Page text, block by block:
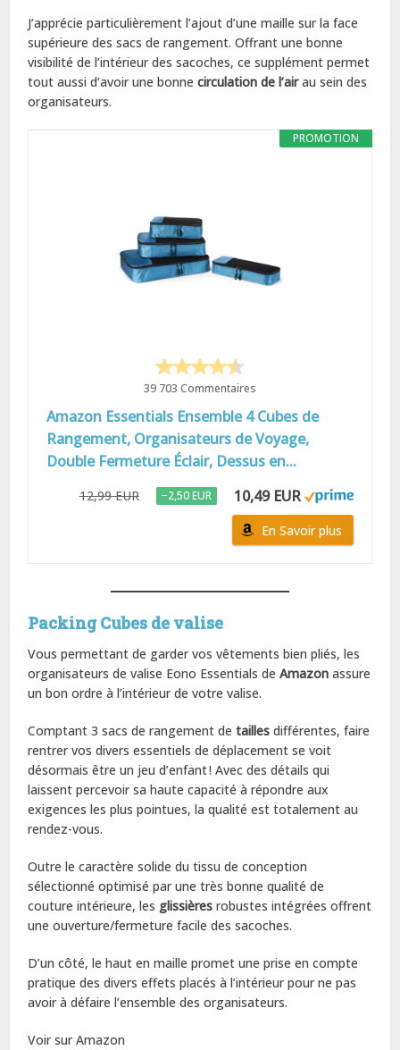
J’apprécie particulièrement l’ajout d’une maille sur la face
supérieure des sacs de rangement. Offrant une bonne
visibilité de l’intérieur des sacoches, ce supplément permet
tout aussi d’avoir une bonnecirculation de l’airau sein des
organisateurs.
PROMOTION
39 703 Commentaires
Amazon Essentials Ensemble 4 Cubes de
Rangement, Organisateurs de Voyage,
Double Fermeture Éclair, Dessus en...
12,99 EUR −2,50 EUR 10,49 EUR
En Savoir plus
Packing Cubes de valise
Vous permettant de garder vos vêtements bien pliés, les
organisateurs de valise Eono Essentials deAmazon assure
un bon ordre à l’intérieur de votre valise.
Comptant 3 sacs de rangement detailles différentes, faire
rentrer vos divers essentiels de déplacement se voit
désormais être un jeu d’enfant ! Avec des détails qui
laissent percevoir sa haute capacité à répondre aux
exigences les plus pointues, la qualité est totalement au
rendez-vous.
Outre le caractère solide du tissu de conception
sélectionné optimisé par une très bonne qualité de
couture intérieure, les glissières robustes intégrées offrent
une ouverture/fermeture facile des sacoches.
D’un côté, le haut en maille promet une prise en compte
pratique des divers effets placés à l’intérieur pour ne pas
avoir à défaire l’ensemble des organisateurs.
Voir sur Amazon